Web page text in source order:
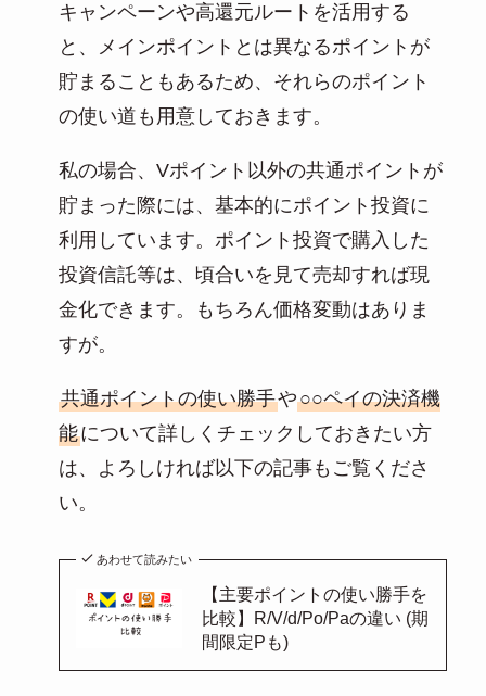
キャンペーンや高還元ルートを活用する
と、メインポイントとは異なるポイントが
貯まることもあるため、それらのポイント
の使い道も用意しておきます。
私の場合、Vポイント以外の共通ポイントが
貯まった際には、基本的にポイント投資に
利用しています。ポイント投資で購入した
投資信託等は、頃合いを見て売却すれば現
金化できます。もちろん価格変動はありま
すが。
共通ポイントの使い勝手や○○ペイの決済機
能について詳しくチェックしておきたい方
は、よろしければ以下の記事もご覧くださ
い。
あわせて読みたい
【主要ポイントの使い勝手を
比較】R/V/d/Po/Paの違い (期
間限定Pも)